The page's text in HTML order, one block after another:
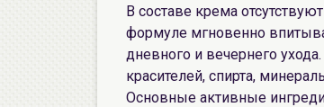
В составе крема
формуле мгновенно
дневного и вечернего
красителей, спирта,
Основные активные